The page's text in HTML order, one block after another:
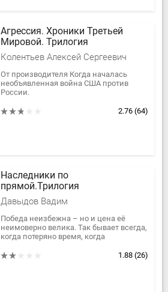
Агрессия. Хроники Третьей
Мировой. Трилогия
Колентьев Алексей Сергеевич
От производителя Когда началась
необъявленная война США против
России.
нашу землю.
2.76 (64)
Наследники по
прямой.Трилогия
Давыдов Вадим
Победа неизбежна – но и цена её
неимоверно велика. Так бывает всегда,
когда потеряно время, когда
навёрстывать упущенное. Яков Гурьев...
1.88 (26)